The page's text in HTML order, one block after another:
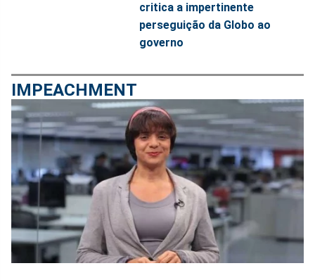
critica a impertinente
perseguição da Globo ao
governo
IMPEACHMENT